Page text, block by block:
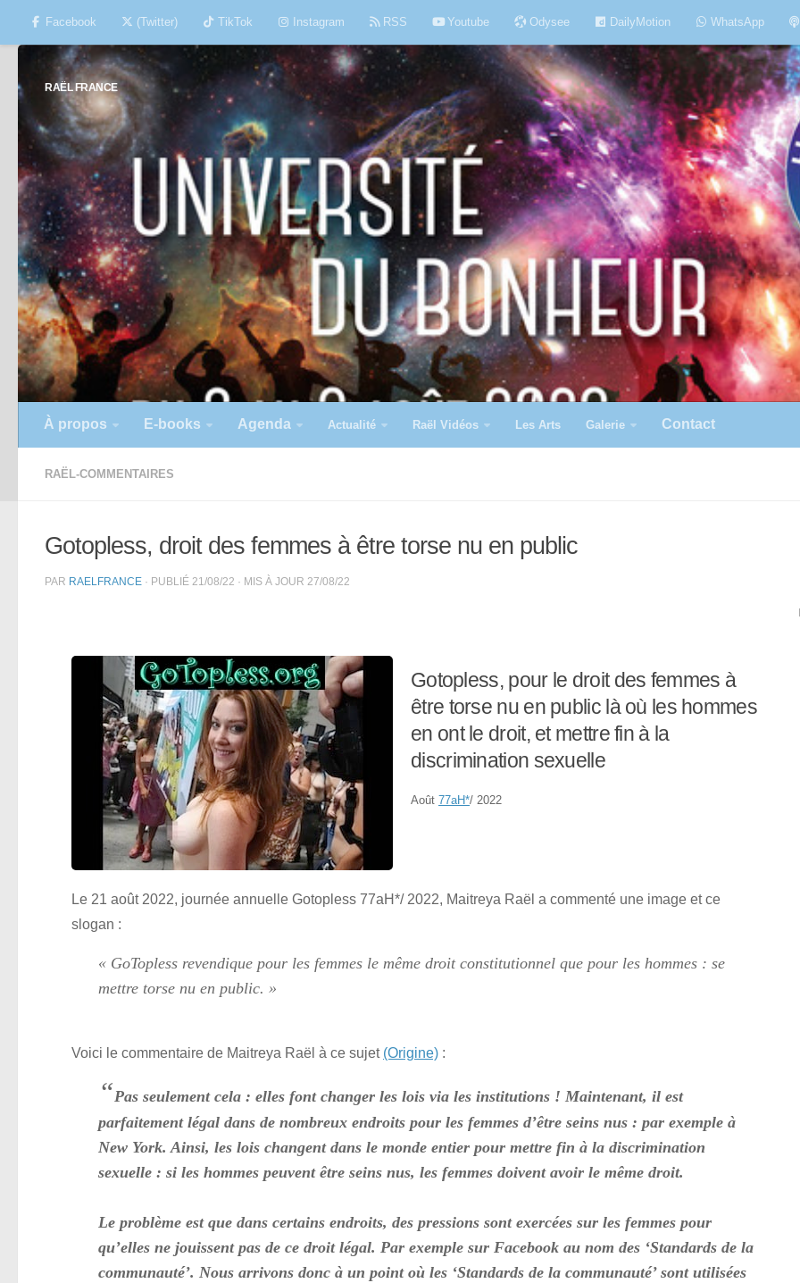
Skip to content
Facebook (Twitter) TikTok Instagram RSS Youtube Odysee DailyMotion WhatsApp
RAËL FRANCE
À propos E-books Agenda Actualité Raël Vidéos Les Arts Galerie Contact
RAËL-COMMENTAIRES
Gotopless, droit des femmes à être torse nu en public
PAR RAELFRANCE · PUBLIÉ 21/08/22 · MIS À JOUR 27/08/22
Gotopless, pour le droit des femmes à
être torse nu en public là où les hommes
en ont le droit, et mettre fin à la
discrimination sexuelle
Août 77aH*/ 2022
Le 21 août 2022, journée annuelle Gotopless 77aH*/ 2022, Maitreya Raël a commenté une image et ce
slogan :
« GoTopless revendique pour les femmes le même droit constitutionnel que pour les hommes : se
mettre torse nu en public. »
Voici le commentaire de Maitreya Raël à ce sujet (Origine) :
“Pas seulement cela : elles font changer les lois via les institutions ! Maintenant, il est
parfaitement légal dans de nombreux endroits pour les femmes d’être seins nus : par exemple à
New York. Ainsi, les lois changent dans le monde entier pour mettre fin à la discrimination
sexuelle : si les hommes peuvent être seins nus, les femmes doivent avoir le même droit.
Le problème est que dans certains endroits, des pressions sont exercées sur les femmes pour
qu’elles ne jouissent pas de ce droit légal. Par exemple sur Facebook au nom des ‘Standards de la
communauté’. Nous arrivons donc à un point où les ‘Standards de la communauté’ sont utilisées